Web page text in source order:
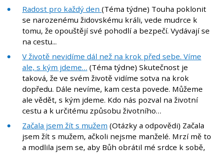
Radost pro každý den (Téma týdne) Touha poklonit
se narozenému židovskému králi, vede mudrce k
tomu, že opouštějí své pohodlí a bezpečí. Vydávají se
na cestu...
V životě nevidíme dál než na krok před sebe. Víme
ale, s kým jdeme… (Téma týdne) Skutečnost je
taková, že ve svém životě vidíme sotva na krok
dopředu. Dále nevíme, kam cesta povede. Můžeme
ale vědět, s kým jdeme. Kdo nás pozval na životní
cestu a k určitému způsobu životního…
Začala jsem žít s mužem (Otázky a odpovědi) Začala
jsem žít s mužem, ačkoli nejsme manželé. Mrzí mě to
a modlila jsem se, aby Bůh obrátil mé srdce k sobě,